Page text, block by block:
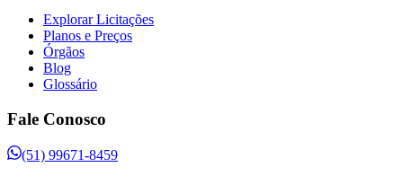
Explorar Licitações
Planos e Preços
Órgãos
Blog
Glossário
Fale Conosco
(51) 99671-8459